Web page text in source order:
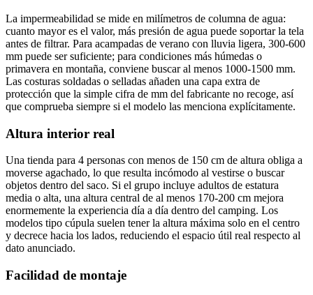
La impermeabilidad se mide en milímetros de columna de agua:
cuanto mayor es el valor, más presión de agua puede soportar la tela
antes de filtrar. Para acampadas de verano con lluvia ligera, 300-600
mm puede ser suficiente; para condiciones más húmedas o
primavera en montaña, conviene buscar al menos 1000-1500 mm.
Las costuras soldadas o selladas añaden una capa extra de
protección que la simple cifra de mm del fabricante no recoge, así
que comprueba siempre si el modelo las menciona explícitamente.
Altura interior real
Una tienda para 4 personas con menos de 150 cm de altura obliga a
moverse agachado, lo que resulta incómodo al vestirse o buscar
objetos dentro del saco. Si el grupo incluye adultos de estatura
media o alta, una altura central de al menos 170-200 cm mejora
enormemente la experiencia día a día dentro del camping. Los
modelos tipo cúpula suelen tener la altura máxima solo en el centro
y decrece hacia los lados, reduciendo el espacio útil real respecto al
dato anunciado.
Facilidad de montaje